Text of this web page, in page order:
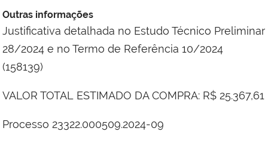
Outras informações
Justificativa detalhada no Estudo Técnico Preliminar
28/2024 e no Termo de Referência 10/2024
(158139)
VALOR TOTAL ESTIMADO DA COMPRA: R$ 25.367,61
Processo 23322.000509.2024-09